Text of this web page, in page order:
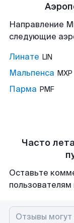
Направление
следующие
Линате LIN
Мальпенса MXP
Парма PMF
Часто
Оставьте